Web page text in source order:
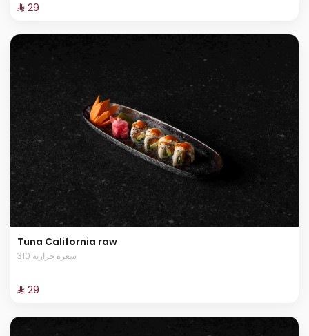
⁨⁦‪‬ 29⁩
Tuna California raw
310 سعرة حرارية
⁨⁦‪‬ 29⁩